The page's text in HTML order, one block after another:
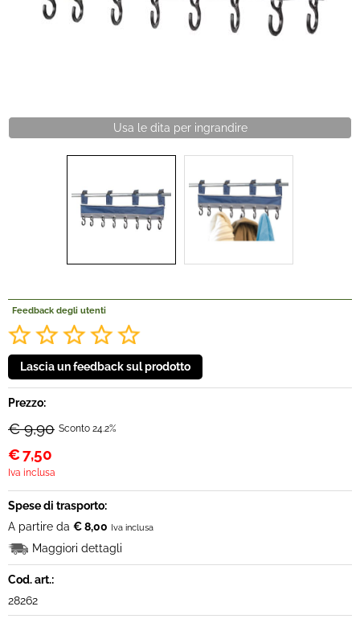
Offerte Del mese
La nostra Officina
Veicoli Pronta consegna
Lavora Con Noi
Usa le dita per ingrandire
Feedback degli utenti
Prezzo:
€ 9,90 Sconto 24.2%
€7,50
Iva inclusa
Spese di trasporto:
A partire da € 8,00 Iva inclusa
Maggiori dettagli
Cod. art.:
28262